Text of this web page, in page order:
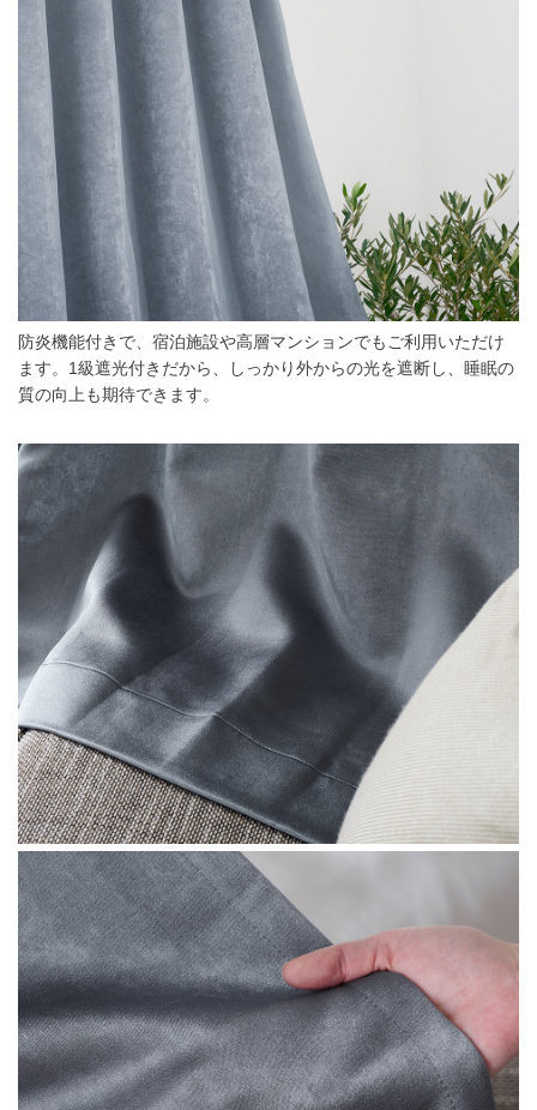
防炎機能付きで、宿泊施設や高層マンションでもご利用いただけ
ます。1級遮光付きだから、しっかり外からの光を遮断し、睡眠の
質の向上も期待できます。